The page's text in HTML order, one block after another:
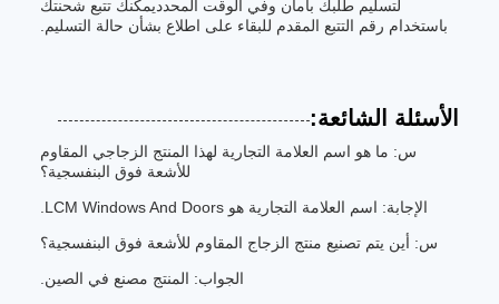
لتسليم طلبك بأمان وفي الوقت المحدديمكنك تتبع شحنتك
باستخدام رقم التتبع المقدم للبقاء على اطلاع بشأن حالة التسليم.
الأسئلة الشائعة:
س: ما هو اسم العلامة التجارية لهذا المنتج الزجاجي المقاوم
للأشعة فوق البنفسجية؟
الإجابة: اسم العلامة التجارية هو LCM Windows And Doors.
س: أين يتم تصنيع منتج الزجاج المقاوم للأشعة فوق البنفسجية؟
الجواب: المنتج مصنع في الصين.